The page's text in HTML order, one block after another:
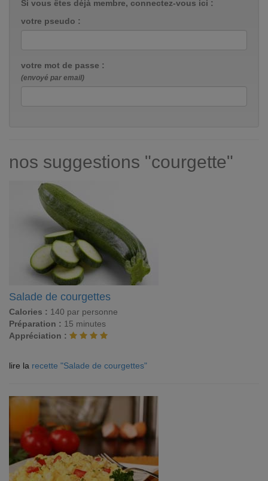
Si vous êtes déjà membre, connectez-vous ici :
votre pseudo :
votre mot de passe :
(envoyé par email)
nos suggestions "courgette"
Salade de courgettes
Calories : 140 par personne
Préparation : 15 minutes
Appréciation :
lire la recette "Salade de courgettes"